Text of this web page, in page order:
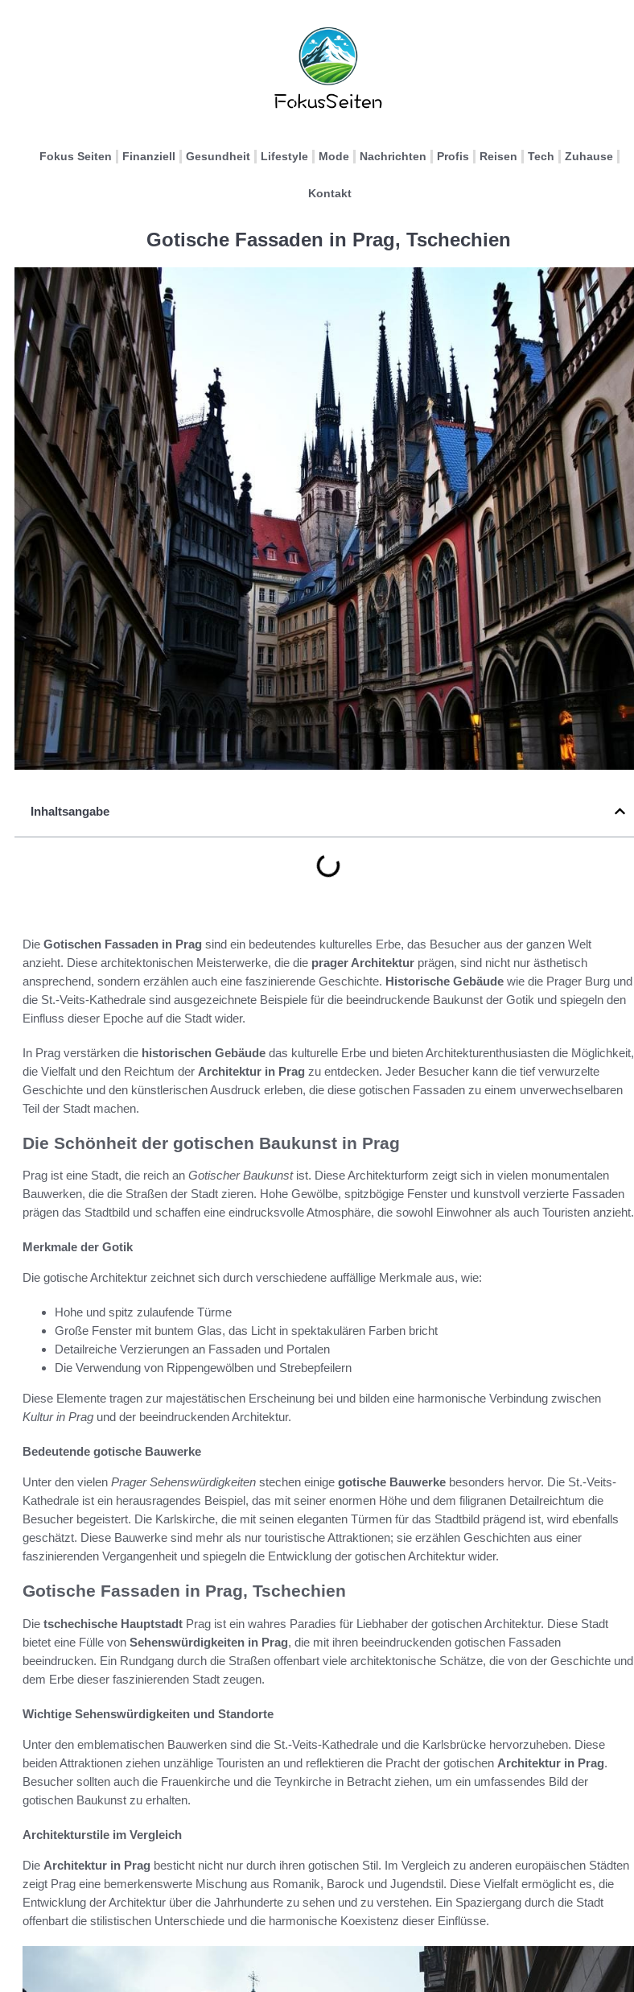
Fokus Seiten Finanziell Gesundheit Lifestyle Mode Nachrichten Profis Reisen Tech Zuhause
Kontakt
Gotische Fassaden in Prag, Tschechien
Inhaltsangabe
Die Gotischen Fassaden in Prag sind ein bedeutendes kulturelles Erbe, das Besucher aus der ganzen Welt
anzieht. Diese architektonischen Meisterwerke, die die prager Architektur prägen, sind nicht nur ästhetisch
ansprechend, sondern erzählen auch eine faszinierende Geschichte. Historische Gebäude wie die Prager Burg und
die St.-Veits-Kathedrale sind ausgezeichnete Beispiele für die beeindruckende Baukunst der Gotik und spiegeln den
Einfluss dieser Epoche auf die Stadt wider.
In Prag verstärken die historischen Gebäude das kulturelle Erbe und bieten Architekturenthusiasten die Möglichkeit,
die Vielfalt und den Reichtum der Architektur in Prag zu entdecken. Jeder Besucher kann die tief verwurzelte
Geschichte und den künstlerischen Ausdruck erleben, die diese gotischen Fassaden zu einem unverwechselbaren
Teil der Stadt machen.
Die Schönheit der gotischen Baukunst in Prag
Prag ist eine Stadt, die reich an Gotischer Baukunstist. Diese Architekturform zeigt sich in vielen monumentalen
Bauwerken, die die Straßen der Stadt zieren. Hohe Gewölbe, spitzbögige Fenster und kunstvoll verzierte Fassaden
prägen das Stadtbild und schaffen eine eindrucksvolle Atmosphäre, die sowohl Einwohner als auch Touristen anzieht.
Merkmale der Gotik
Die gotische Architektur zeichnet sich durch verschiedene auffällige Merkmale aus, wie:
Hohe und spitz zulaufende Türme
Große Fenster mit buntem Glas, das Licht in spektakulären Farben bricht
Detailreiche Verzierungen an Fassaden und Portalen
Die Verwendung von Rippengewölben und Strebepfeilern
Diese Elemente tragen zur majestätischen Erscheinung bei und bilden eine harmonische Verbindung zwischen
Kultur in Prag und der beeindruckenden Architektur.
Bedeutende gotische Bauwerke
Unter den vielen Prager Sehenswürdigkeiten stechen einige gotische Bauwerke besonders hervor. Die St.-Veits-
Kathedrale ist ein herausragendes Beispiel, das mit seiner enormen Höhe und dem filigranen Detailreichtum die
Besucher begeistert. Die Karlskirche, die mit seinen eleganten Türmen für das Stadtbild prägend ist, wird ebenfalls
geschätzt. Diese Bauwerke sind mehr als nur touristische Attraktionen; sie erzählen Geschichten aus einer
faszinierenden Vergangenheit und spiegeln die Entwicklung der gotischen Architektur wider.
Gotische Fassaden in Prag, Tschechien
Die tschechische Hauptstadt Prag ist ein wahres Paradies für Liebhaber der gotischen Architektur. Diese Stadt
bietet eine Fülle von Sehenswürdigkeiten in Prag, die mit ihren beeindruckenden gotischen Fassaden
beeindrucken. Ein Rundgang durch die Straßen offenbart viele architektonische Schätze, die von der Geschichte und
dem Erbe dieser faszinierenden Stadt zeugen.
Wichtige Sehenswürdigkeiten und Standorte
Unter den emblematischen Bauwerken sind die St.-Veits-Kathedrale und die Karlsbrücke hervorzuheben. Diese
beiden Attraktionen ziehen unzählige Touristen an und reflektieren die Pracht der gotischen Architektur in Prag.
Besucher sollten auch die Frauenkirche und die Teynkirche in Betracht ziehen, um ein umfassendes Bild der
gotischen Baukunst zu erhalten.
Architekturstile im Vergleich
Die Architektur in Prag besticht nicht nur durch ihren gotischen Stil. Im Vergleich zu anderen europäischen Städten
zeigt Prag eine bemerkenswerte Mischung aus Romanik, Barock und Jugendstil. Diese Vielfalt ermöglicht es, die
Entwicklung der Architektur über die Jahrhunderte zu sehen und zu verstehen. Ein Spaziergang durch die Stadt
offenbart die stilistischen Unterschiede und die harmonische Koexistenz dieser Einflüsse.